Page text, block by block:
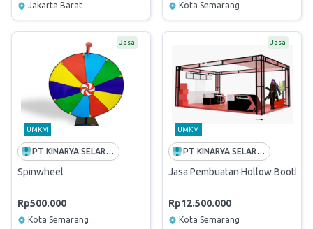
Jakarta Barat Kota Semarang
Jasa
UMKM
PT KINARYA SELARAS PIRANTI REGIONAL JATENG & DIY
Spinwheel
Rp500.000
Kota Semarang
Jasa
UMKM
PT KINARYA SELARAS PIRANTI REGIONAL JATENG & DIY
Jasa Pembuatan Hollow Booth
Rp12.500.000
Kota Semarang